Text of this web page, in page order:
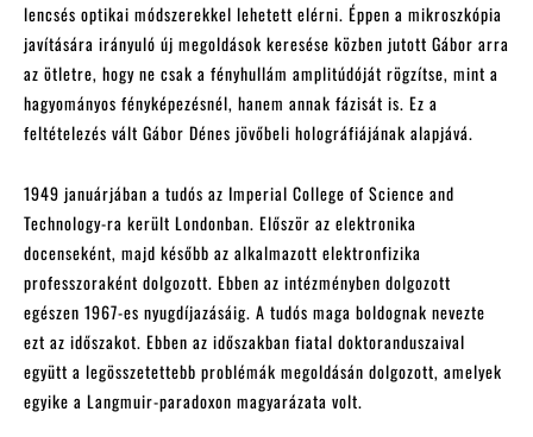
lencsés optikai módszerekkel lehetett elérni. Éppen a mikroszkópia
javítására irányuló új megoldások keresése közben jutott Gábor arra
az ötletre, hogy ne csak a fényhullám amplitúdóját rögzítse, mint a
hagyományos fényképezésnél, hanem annak fázisát is. Ez a
feltételezés vált Gábor Dénes jövőbeli holográfiájának alapjává.
1949 januárjában a tudós az Imperial College of Science and
Technology-ra került Londonban. Először az elektronika
docenseként, majd később az alkalmazott elektronfizika
professzoraként dolgozott. Ebben az intézményben dolgozott
egészen 1967-es nyugdíjazásáig. A tudós maga boldognak nevezte
ezt az időszakot. Ebben az időszakban fiatal doktoranduszaival
együtt a legösszetettebb problémák megoldásán dolgozott, amelyek
egyike a Langmuir-paradoxon magyarázata volt.